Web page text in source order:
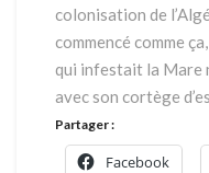
colonisation de
commencé comme
qui infestait la Mare
avec son cortège
Partager :
Facebook